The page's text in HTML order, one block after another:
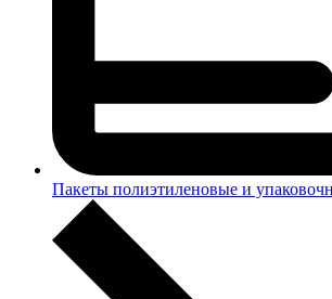
Пакеты полиэтиленовые и